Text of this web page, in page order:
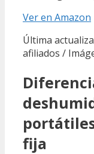
Ver en Amazon
Última
afiliados /
fija